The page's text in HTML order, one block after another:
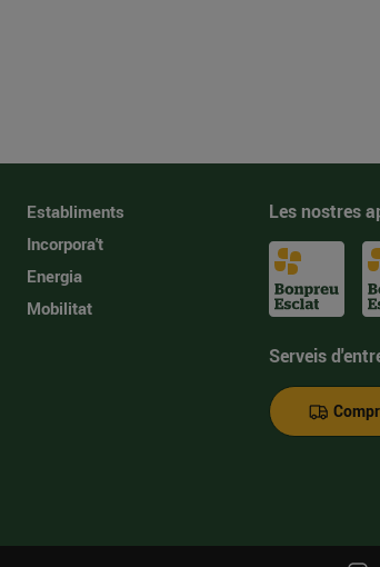
Establiments
Incorpora't
Energia
Mobilitat
Les nostres
Serveis